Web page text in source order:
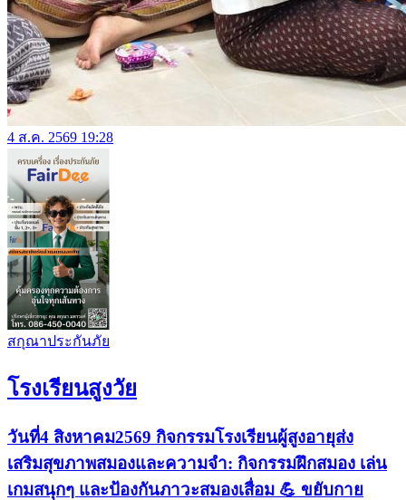
4 ส.ค. 2569 19:28
สกุณาประกันภัย
โรงเรียนสูงวัย
วันที่4 สิงหาคม2569 กิจกรรมโรงเรียนผู้สูงอายุส่ง
เสริมสุขภาพสมองและความจำ: กิจกรรมฝึกสมอง เล่น
เกมสนุกๆ และป้องกันภาวะสมองเสื่อม 💪 ขยับกาย